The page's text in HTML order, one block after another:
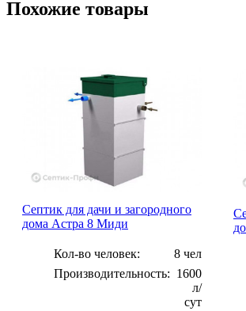
Похожие товары
Септик для дачи и загородного
дома Астра 8 Миди
Кол-во человек:
8 чел
Производительность: 1600
л/
сут